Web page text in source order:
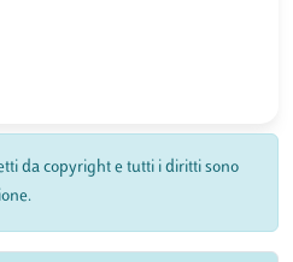
da copyright e tutti i diritti sono